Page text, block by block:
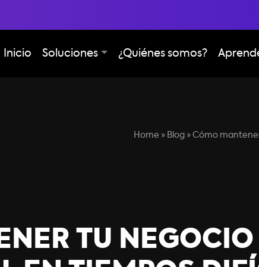
Inicio Soluciones ¿Quiénes somos?
Home » Blog » Cómo
TU NEGOCIO